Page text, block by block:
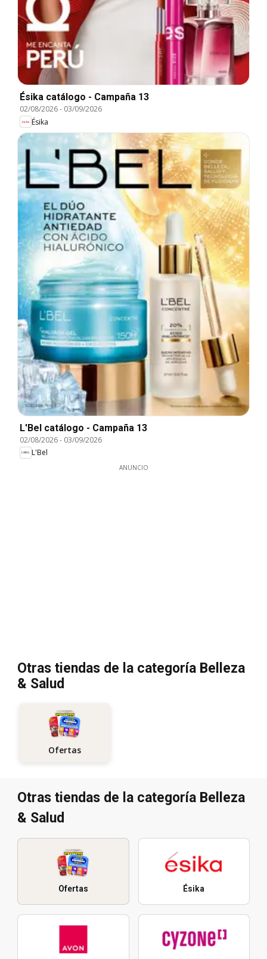
Ésika catálogo - Campaña 13
02/08/2026- 03/09/2026
Ésika
L'Bel catálogo - Campaña 13
02/08/2026- 03/09/2026
L'Bel
ANUNCIO
Otras tiendas de la categoría Belleza
& Salud
Ofertas
Otras tiendas de la categoría Belleza
& Salud
Ofertas Ésika